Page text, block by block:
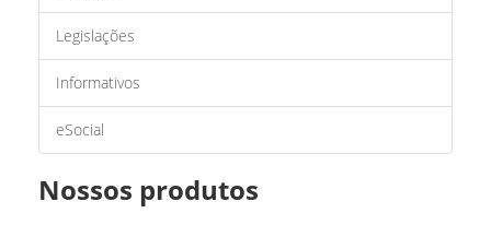
Legislações
Informativos
eSocial
Nossos produtos